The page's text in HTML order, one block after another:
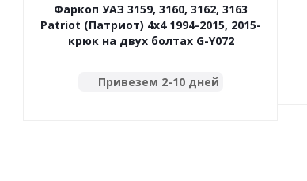
Фаркоп УАЗ 3159, 3160, 3162, 3163
Patriot (Патриот) 4x4 1994-2015, 2015-
крюк на двух болтах G-Y072
Привезем 2-10 дней